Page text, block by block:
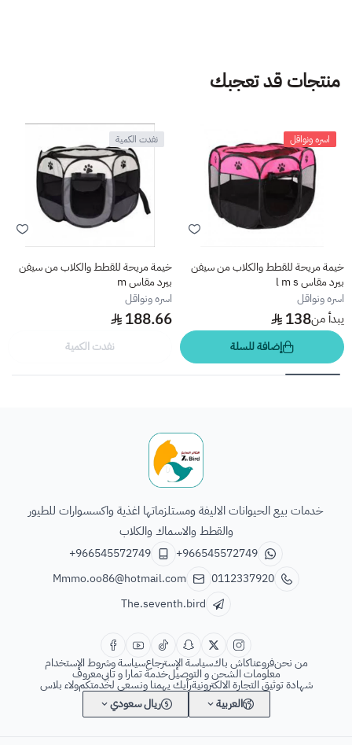
منتجات قد تعجبك
اسره ونواقل
خيمة مريحة للقطط والكلاب من سيفن
بيرد مقاس l m s
اسره ونواقل
يبدأ من138
إضافة للسلة
نفدت الكمية
خيمة مريحة للقطط والكلاب من سيفن
بيرد مقاس m
اسره ونواقل
188.66
نفدت الكمية
خدمات بيع الحيوانات الاليفة ومستلزماتها اغذية واكسسوارات للطيور
والقطط والاسماك والكلاب
+966545572749
+966545572749
0112337920
Mmmo.oo86@hotmail.com
The.seventh.bird
من نحنفروعناكاش باكسياسة الإسترجاعسياسة وشروط الإستخدام
معلومات الشحن و التوصيلخدمة تمارا و تابيمعروف
شهادة توثيق التجارة الالكترونيةرأيك يهمنا ونسعى لخدمتكمولاء بلاس
العربية
ريال سعودي